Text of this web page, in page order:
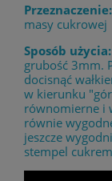
Przeznaczenie:
masy cukrowej
Sposób użycia:
grubość 3mm.
docisnąć
w kierunku
równomierne i
równie
jeszcze
stempel